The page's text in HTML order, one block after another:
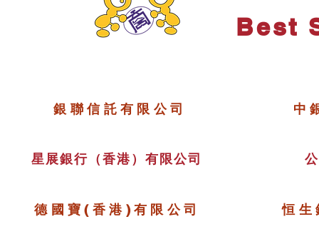
Best
銀聯信託有限公司 中
星展銀行（香港）有限公司
德國寶(香港)有限公司 恒生